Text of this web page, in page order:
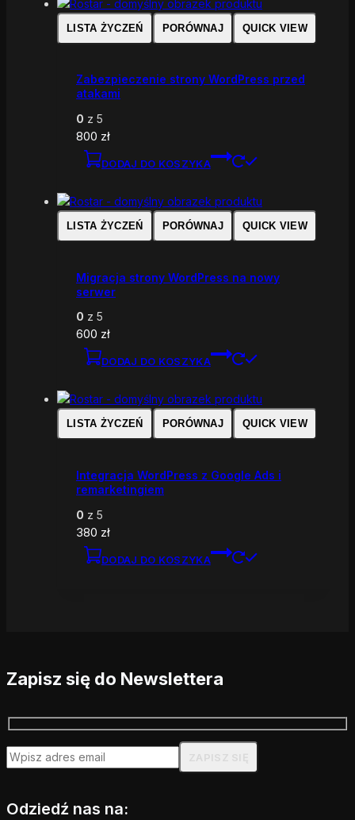
LISTA ŻYCZEŃ PORÓWNAJ QUICK VIEW
Zabezpieczenie strony WordPress przed
atakami
0 z 5
800 zł
DODAJ DO KOSZYKA
LISTA ŻYCZEŃ PORÓWNAJ QUICK VIEW
Migracja strony WordPress na nowy
serwer
0 z 5
600 zł
DODAJ DO KOSZYKA
LISTA ŻYCZEŃ PORÓWNAJ QUICK VIEW
Integracja WordPress z Google Ads i
remarketingiem
0 z 5
380 zł
DODAJ DO KOSZYKA
Zapisz się do Newslettera
Odziedź nas na: